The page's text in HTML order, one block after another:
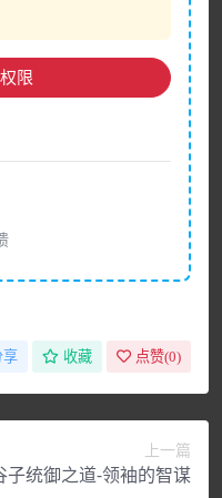
限
享 收藏 点赞(0)
上一篇
子统御之道-领袖的智谋